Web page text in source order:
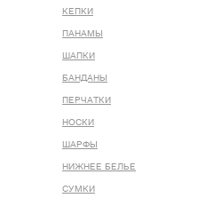
КЕПКИ
ПАНАМЫ
ШАПКИ
БАНДАНЫ
ПЕРЧАТКИ
НОСКИ
ШАРФЫ
НИЖНЕЕ БЕЛЬЕ
СУМКИ